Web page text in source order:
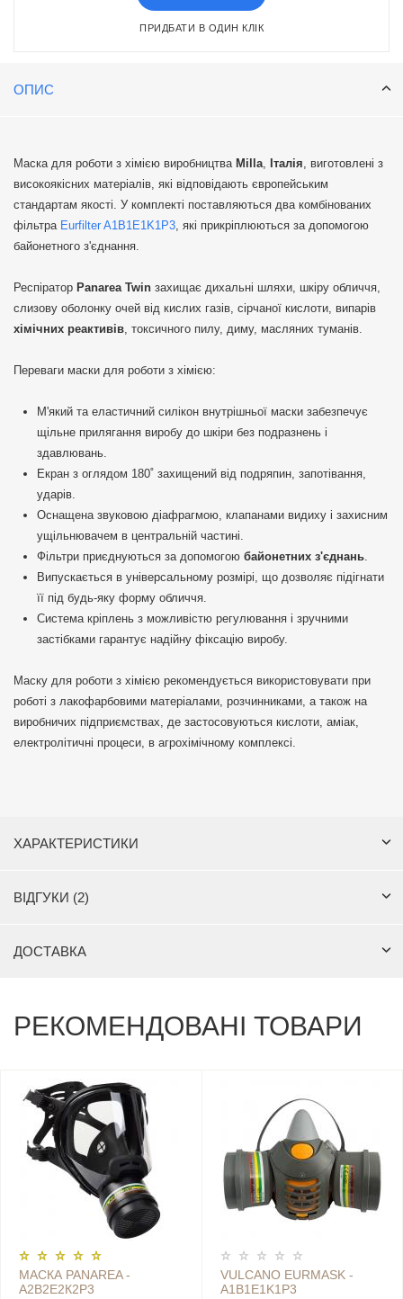
ПРИДБАТИ В ОДИН КЛІК
ОПИС
Маска для роботи з хімією виробництва Milla, Італія, виготовлені з
високоякісних матеріалів, які відповідають європейським
стандартам якості. У комплекті поставляються два комбінованих
фільтра Eurfilter A1B1E1K1P3, які прикріплюються за допомогою
байонетного з'єднання.
Респіратор Panarea Twin захищає дихальні шляхи, шкіру обличчя,
слизову оболонку очей від кислих газів, сірчаної кислоти, випарів
хімічних реактивів, токсичного пилу, диму, масляних туманів.
Переваги маски для роботи з хімією:
М'який та еластичний силікон внутрішньої маски забезпечує
щільне прилягання виробу до шкіри без подразнень і
здавлювань.
Екран з оглядом 180˚ захищений від подряпин, запотівання,
ударів.
Оснащена звуковою діафрагмою, клапанами видиху і захисним
ущільнювачем в центральній частині.
Фільтри приєднуються за допомогою байонетних з'єднань.
Випускається в універсальному розмірі, що дозволяє підігнати
її під будь-яку форму обличчя.
Система кріплень з можливістю регулювання і зручними
застібками гарантує надійну фіксацію виробу.
Маску для роботи з хімією рекомендується використовувати при
роботі з лакофарбовими матеріалами, розчинниками, а також на
виробничих підприємствах, де застосовуються кислоти, аміак,
електролітичні процеси, в агрохімічному комплексі.
ХАРАКТЕРИСТИКИ
ВІДГУКИ (2)
ДОСТАВКА
РЕКОМЕНДОВАНІ ТОВАРИ
МАСКА PANAREA -
А2В2Е2К2Р3
VULCANO EURMASK -
A1B1E1K1Р3